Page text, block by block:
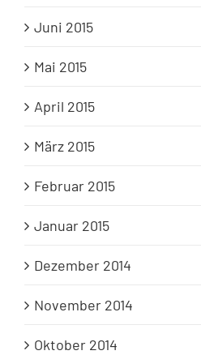
Juni 2015
Mai 2015
April 2015
März 2015
Februar 2015
Januar 2015
Dezember 2014
November 2014
Oktober 2014